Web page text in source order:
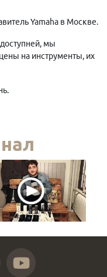
Yamaha в Москве.
мы
на инструменты, их